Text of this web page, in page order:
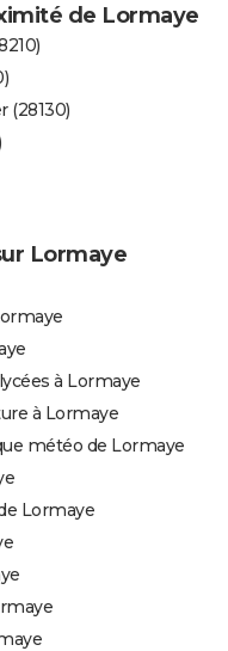
de Lormaye
(28130)
Lormaye
à Lormaye
à Lormaye
météo de Lormaye
Lormaye